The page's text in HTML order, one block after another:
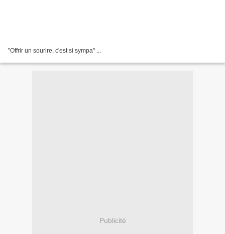
"Offrir un sourire, c'est si sympa" ...
Publicité